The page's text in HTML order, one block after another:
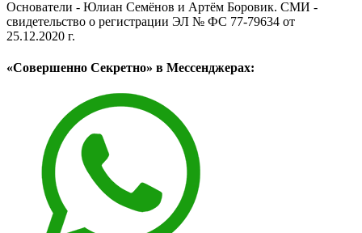
Основатели - Юлиан Семёнов и Артём Боровик. CМИ -
свидетельство о регистрации ЭЛ № ФС 77-79634 от
25.12.2020 г.
«Совершенно Секретно» в Мессенджерах: